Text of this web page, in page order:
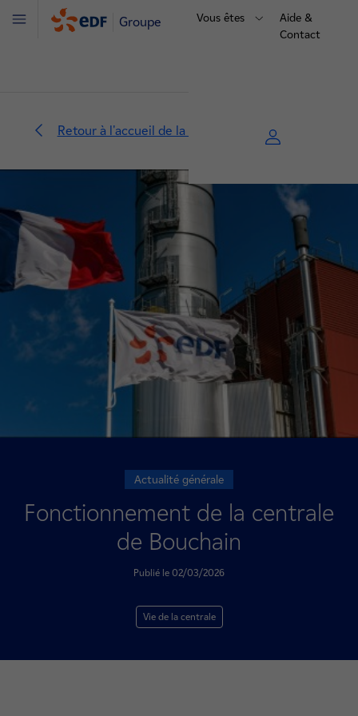
Groupe Vous êtes
Aide &
Contact
Menu
Retour à l'accueil de la centrale
Actualité générale
Fonctionnement de la centrale
de Bouchain
Publié le 02/03/2026
Vie de la centrale